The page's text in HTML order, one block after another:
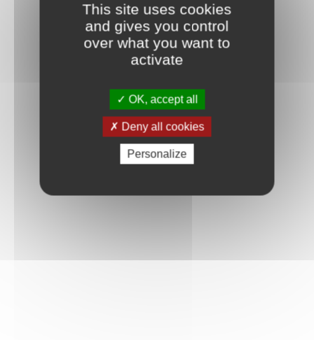
This site uses cookies
and gives you control
over what you want to
activate
OK, accept all
Deny all cookies
Personalize